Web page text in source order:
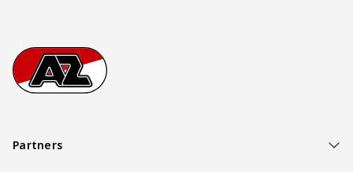
Footer
Ga naar onze homepage
Partners